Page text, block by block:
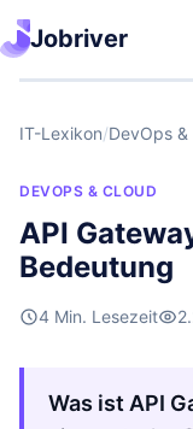
Jobriver
IT-Lexikon/DevOps &
DEVOPS & CLOUD
API
Bedeutung
4 Min. Lesezeit
Was ist API